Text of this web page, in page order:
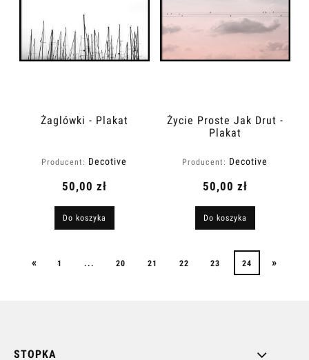
Żaglówki - Plakat
Producent: Decotive
50,00 zł
Do koszyka
Życie Proste Jak Drut -
Plakat
Producent: Decotive
50,00 zł
Do koszyka
« 1 ... 20 21 22 23 24 »
STOPKA